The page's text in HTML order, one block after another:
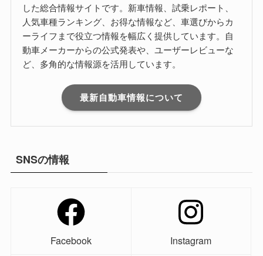
した総合情報サイトです。新車情報、試乗レポート、
人気車種ランキング、お得な情報など、車選びからカ
ーライフまで役立つ情報を幅広く提供しています。自
動車メーカーからの公式発表や、ユーザーレビューな
ど、多角的な情報源を活用しています。
最新自動車情報について
SNSの情報
Facebook Instagram